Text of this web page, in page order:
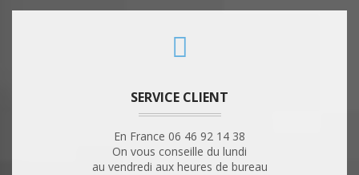
SERVICE CLIENT
En France 06 46 92 14 38
On vous conseille du lundi
au vendredi aux heures de bureau